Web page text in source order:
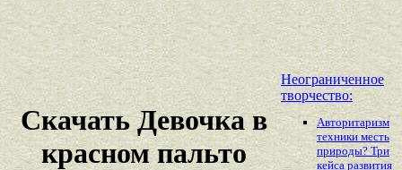
Скачать Девочка в
красном пальто
Неограниченное
творчество:
Авторитаризм
техники месть
природы? Три
кейса развития